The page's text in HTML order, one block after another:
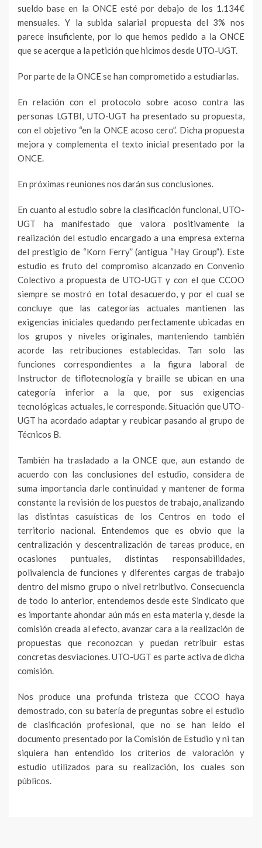
sueldo base en la ONCE esté por debajo de los 1.134€
mensuales. Y la subida salarial propuesta del 3% nos
parece insuficiente, por lo que hemos pedido a la ONCE
que se acerque a la petición que hicimos desde UTO-UGT.
Por parte de la ONCE se han comprometido a estudiarlas.
En relación con el protocolo sobre acoso contra las
personas LGTBI, UTO-UGT ha presentado su propuesta,
con el objetivo “en la ONCE acoso cero”. Dicha propuesta
mejora y complementa el texto inicial presentado por la
ONCE.
En próximas reuniones nos darán sus conclusiones.
En cuanto al estudio sobre la clasificación funcional, UTO-
UGT ha manifestado que valora positivamente la
realización del estudio encargado a una empresa externa
del prestigio de “Korn Ferry” (antigua “Hay Group”). Este
estudio es fruto del compromiso alcanzado en Convenio
Colectivo a propuesta de UTO-UGT y con el que CCOO
siempre se mostró en total desacuerdo, y por el cual se
concluye que las categorías actuales mantienen las
exigencias iniciales quedando perfectamente ubicadas en
los grupos y niveles originales, manteniendo también
acorde las retribuciones establecidas. Tan solo las
funciones correspondientes a la figura laboral de
Instructor de tiflotecnología y braille se ubican en una
categoría inferior a la que, por sus exigencias
tecnológicas actuales, le corresponde. Situación que UTO-
UGT ha acordado adaptar y reubicar pasando al grupo de
Técnicos B.
También ha trasladado a la ONCE que, aun estando de
acuerdo con las conclusiones del estudio, considera de
suma importancia darle continuidad y mantener de forma
constante la revisión de los puestos de trabajo, analizando
las distintas casuísticas de los Centros en todo el
territorio nacional. Entendemos que es obvio que la
centralización y descentralización de tareas produce, en
ocasiones puntuales, distintas responsabilidades,
polivalencia de funciones y diferentes cargas de trabajo
dentro del mismo grupo o nivel retributivo. Consecuencia
de todo lo anterior, entendemos desde este Sindicato que
es importante ahondar aún más en esta materia y, desde la
comisión creada al efecto, avanzar cara a la realización de
propuestas que reconozcan y puedan retribuir estas
concretas desviaciones. UTO-UGT es parte activa de dicha
comisión.
Nos produce una profunda tristeza que CCOO haya
demostrado, con su batería de preguntas sobre el estudio
de clasificación profesional, que no se han leído el
documento presentado por la Comisión de Estudio y ni tan
siquiera han entendido los criterios de valoración y
estudio utilizados para su realización, los cuales son
públicos.